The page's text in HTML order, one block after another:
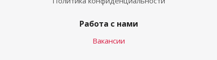
Работа с нами
Вакансии